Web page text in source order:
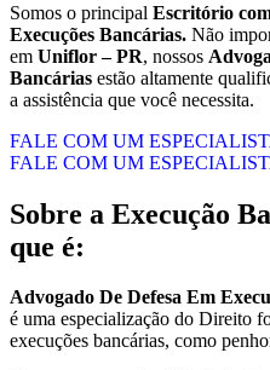
Somos o principal Escritório
Execuções Bancárias. Não
em Uniflor – PR, nossos
Bancárias estão altamente
a assistência que você necessita.
FALE COM UM
FALE COM UM
Sobre a Execução
que é:
Advogado De Defesa Em
é uma especialização do Direito
execuções bancárias, como